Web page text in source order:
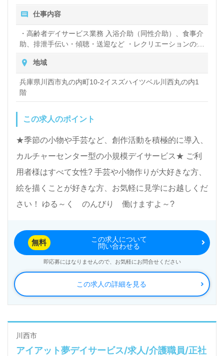
仕事内容
・高齢者デイサービス業務 入浴介助（同性介助）、食事介
助、排泄手伝い・傾聴・送迎など ・レクリエーションの企
画運営
地域
兵庫県川西市丸の内町10-2イスズハイツベル川西丸の内1
階
この求人のポイント
★季節の小物や手芸など、創作活動を積極的に導入、
カルチャーセンター型の小規模デイサービス★ ご利
用者様はすべて女性? 手芸や小物作りが大好きな方、
絵を描くことが好きな方、お気軽に見学にお越しくだ
さい！ ゆる～く のんびり 働けますよ～?
この求人の詳細を見る
無料
この求人について
問い合わせる
即応募にはなりませんので、お気軽にお問合せください
川西市
アイアット夢デイサービス/求人/介護職員/正社